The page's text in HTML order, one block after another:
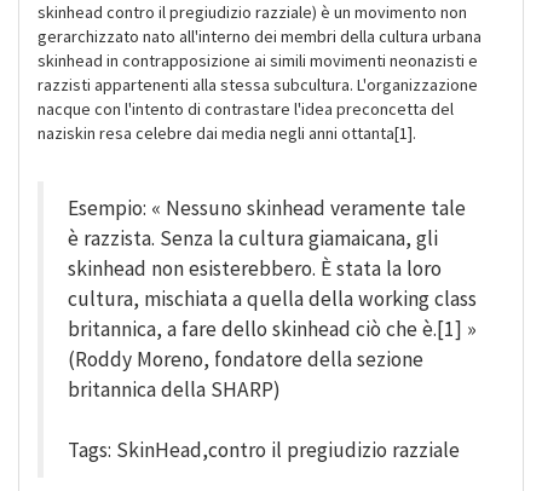
skinhead contro il pregiudizio razziale) è un movimento non
gerarchizzato nato all'interno dei membri della cultura urbana
skinhead in contrapposizione ai simili movimenti neonazisti e
razzisti appartenenti alla stessa subcultura. L'organizzazione
nacque con l'intento di contrastare l'idea preconcetta del
naziskin resa celebre dai media negli anni ottanta[1].
Esempio: « Nessuno skinhead veramente tale
è razzista. Senza la cultura giamaicana, gli
skinhead non esisterebbero. È stata la loro
cultura, mischiata a quella della working class
britannica, a fare dello skinhead ciò che è.[1] »
(Roddy Moreno, fondatore della sezione
britannica della SHARP)
Tags: SkinHead,contro il pregiudizio razziale